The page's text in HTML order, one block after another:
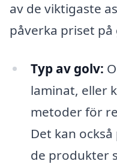
av de viktigaste
påverka priset på
Typ av golv:
laminat, eller
metoder för
Det kan
de produkter